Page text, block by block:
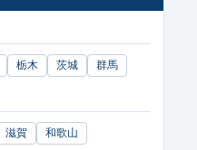
栃木 茨城 群馬
滋賀 和歌山